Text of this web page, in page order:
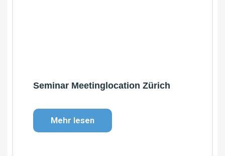
Seminar Meetinglocation Zürich
Mehr lesen